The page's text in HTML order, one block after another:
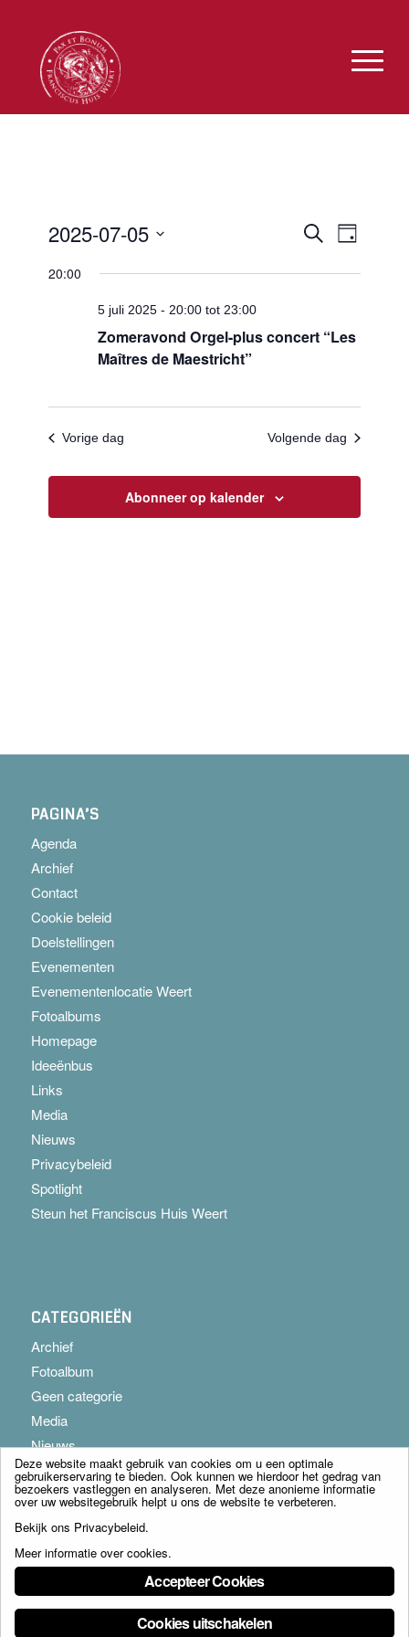
navigatie
Zoeken
Dag
2025-07-05
een
20:00
5 juli 2025 - 20:00 tot 23:00
Zomeravond Orgel-plus concert “Les
Maîtres de Maestricht”
Vorige dag Volgende dag
Abonneer op kalender
PAGINA’S
Agenda
Archief
Contact
Cookie beleid
Doelstellingen
Evenementen
Evenementenlocatie Weert
Fotoalbums
Homepage
Ideeënbus
Links
Media
Nieuws
Privacybeleid
Spotlight
Steun het Franciscus Huis Weert
CATEGORIEËN
Archief
Fotoalbum
Geen categorie
Media
Nieuws
© Copyright - Franciscus Huis Weert B.V. - webdesign:
Deze website maakt gebruik van cookies om u een optimale
gebruikerservaring te bieden. Ook kunnen we hierdoor het gedrag van
bezoekers vastleggen en analyseren. Met deze anonieme informatie
over uw websitegebruik helpt u ons de website te verbeteren.
Bekijk ons Privacybeleid.
Meer informatie over cookies.
Accepteer Cookies
Cookies uitschakelen